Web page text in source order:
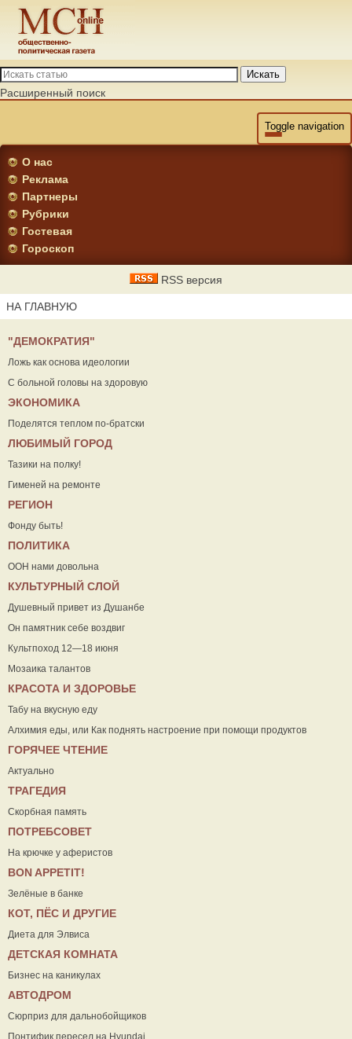
Искать
Расширенный поиск
Toggle navigation
О нас
Реклама
Партнеры
Рубрики
Гостевая
Гороскоп
RSS версия
НА ГЛАВНУЮ
"ДЕМОКРАТИЯ"
Ложь как основа идеологии
С больной головы на здоровую
ЭКОНОМИКА
Поделятся теплом по-братски
ЛЮБИМЫЙ ГОРОД
Тазики на полку!
Гименей на ремонте
РЕГИОН
Фонду быть!
ПОЛИТИКА
ООН нами довольна
КУЛЬТУРНЫЙ СЛОЙ
Душевный привет из Душанбе
Он памятник себе воздвиг
Культпоход 12—18 июня
Мозаика талантов
КРАСОТА И ЗДОРОВЬЕ
Табу на вкусную еду
Алхимия еды, или Как поднять настроение при помощи продуктов
ГОРЯЧЕЕ ЧТЕНИЕ
Актуально
ТРАГЕДИЯ
Скорбная память
ПОТРЕБСОВЕТ
На крючке у аферистов
ВON APPETIT!
Зелёные в банке
КОТ, ПЁС И ДРУГИЕ
Диета для Элвиса
ДЕТСКАЯ КОМНАТА
Бизнес на каникулах
АВТОДРОМ
Сюрприз для дальнобойщиков
Понтифик пересел на Hyundai